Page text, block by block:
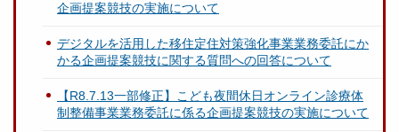
企画提案競技の実施について
デジタルを活用した移住定住対策強化事業業務委託にか
かる企画提案競技に関する質問への回答について
【R8.7.13一部修正】こども夜間休日オンライン診療体
制整備事業業務委託に係る企画提案競技の実施について